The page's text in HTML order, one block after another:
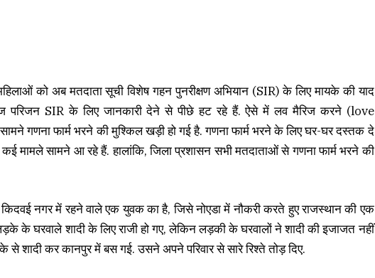
को अब मतदाता सूची विशेष गहन पुनरीक्षण अभियान (SIR) के लिए मायके की याद
परिजन SIR के लिए जानकारी देने से पीछे हट रहे हैं. ऐसे में लव मैरिज करने (love
गणना फार्म भरने की मुश्किल खड़ी हो गई है. गणना फार्म भरने के लिए घर-घर दस्तक दे
मामले सामने आ रहे हैं. हालांकि, जिला प्रशासन सभी मतदाताओं से गणना फार्म भरने की
नगर में रहने वाले एक युवक का है, जिसे नोएडा में नौकरी करते हुए राजस्थान की एक
के घरवाले शादी के लिए राजी हो गए, लेकिन लड़की के घरवालों ने शादी की इजाजत नहीं
शादी कर कानपुर में बस गई. उसने अपने परिवार से सारे रिश्ते तोड़ दिए.